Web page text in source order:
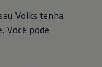
Volks tenha
Você pode